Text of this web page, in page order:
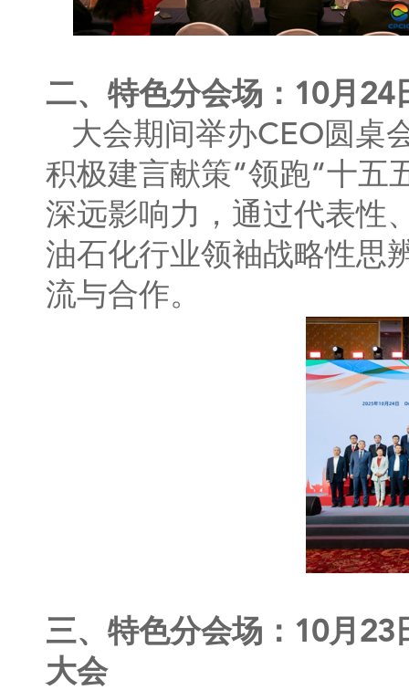
二、特色分会场：10月24
大会期间举办CEO圆桌
积极建言献策“领跑“十五
深远影响力，通过代表性
油石化行业领袖战略性思
流与合作。
三、特色分会场：10月23
大会